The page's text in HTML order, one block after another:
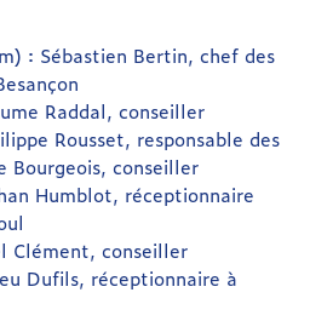
: Sébastien Bertin, chef des
Raddal, conseiller
Rousset, responsable des
Bourgeois, conseiller
Humblot, réceptionnaire
Clément, conseiller
Dufils, réceptionnaire à